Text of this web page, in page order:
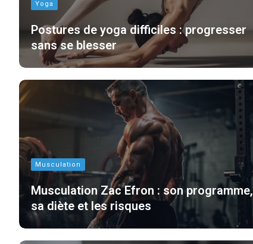
Yoga
Postures de yoga difficiles : progresser
sans se blesser
Musculation
Musculation Zac Efron : son programme,
sa diète et les risques